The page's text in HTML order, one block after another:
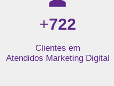
+722
Clientes em
Atendidos Marketing Digital